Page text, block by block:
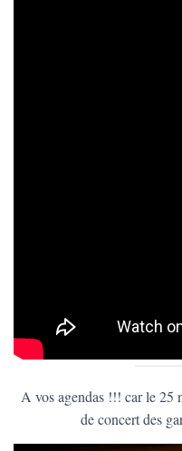
A vos agendas !!! car le 25
de concert des